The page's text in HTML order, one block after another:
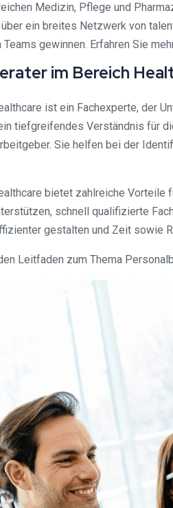
Medizin, Pflege und
ein breites Netzwerk von
gewinnen. Erfahren Sie
im Bereich
ist ein Fachexperte, der
tiefgreifendes Verständnis für
Sie helfen bei der
bietet zahlreiche Vorteile
schnell qualifizierte
gestalten und Zeit sowie
Leitfaden zum Thema